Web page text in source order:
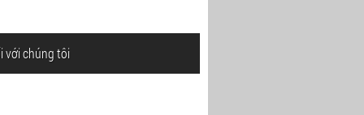
với chúng tôi